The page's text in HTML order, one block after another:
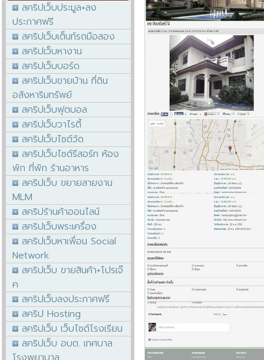
สคริปเว็บประมูล+ลง
ประกาศฟรี
สคริปเว็บเต็นท์รถมือสอง
สคริปเว็บหางาน
สคริปเว็บบอร์ด
สคริปเว็บขายบ้าน ที่ดิน
อสังหาริมทรัพย์
สคริปเว็บฟุตบอล
สคริปเว็บวาไรตี้
สคริปเว็บไซต์วัด
สคริปเว็บไซต์รีสอร์ท ห้อง
พัก ที่พัก ร้านอาหาร
สคริปเว็บ ขยายสายงาน
MLM
สคริปร้านค้าออนไลน์
สคริปเว็บพระเครื่อง
สคริปเว็บหาเพื่อน Social
Network
สคริปเว็บ ขายสินค้า+โปรเจ๊
ค
สคริปเว็บลงประกาศฟรี
สคริป Hosting
สคริปเว็บ เว็บไซต์โรงเรียน
สคริปเว็บ อบต. เทศบาล